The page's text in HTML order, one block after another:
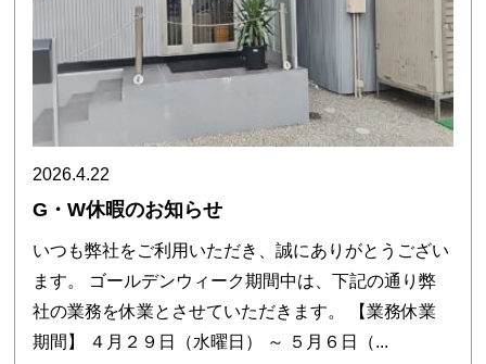
2026.4.22
G・W休暇のお知らせ
いつも弊社をご利用いただき、誠にありがとうござい
ます。 ゴールデンウィーク期間中は、下記の通り弊
社の業務を休業とさせていただきます。 【業務休業
期間】 ４月２９日（水曜日） ～ ５月６日（...